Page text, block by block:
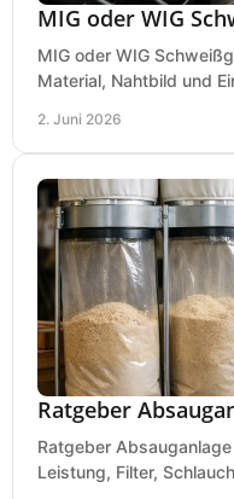
MIG oder WIG
MIG oder WIG
Material, Nahtbild und
2. Juni 2026
Ratgeber
Ratgeber
Leistung, Filter,